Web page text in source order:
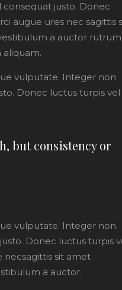
justo. Donec
augue ures nec sagittis
a auctor rutrum
vulputate. Integer non
Donec luctus turpis vel
but consistency or
vulputate. Integer non
Donec luctus turpis
sit amet
a auctor.